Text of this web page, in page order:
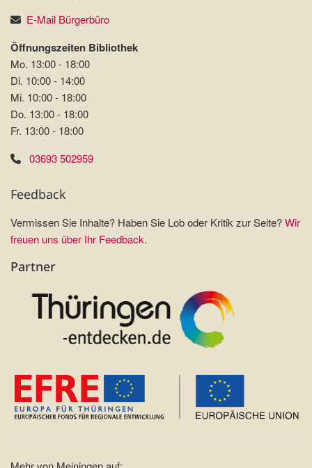
E-Mail Bürgerbüro
Öffnungszeiten Bibliothek
Mo. 13:00 - 18:00
Di. 10:00 - 14:00
Mi. 10:00 - 18:00
Do. 13:00 - 18:00
Fr. 13:00 - 18:00
03693 502959
Feedback
Vermissen Sie Inhalte? Haben Sie Lob oder Kritik zur Seite?Wir
freuen uns über Ihr Feedback.
Partner